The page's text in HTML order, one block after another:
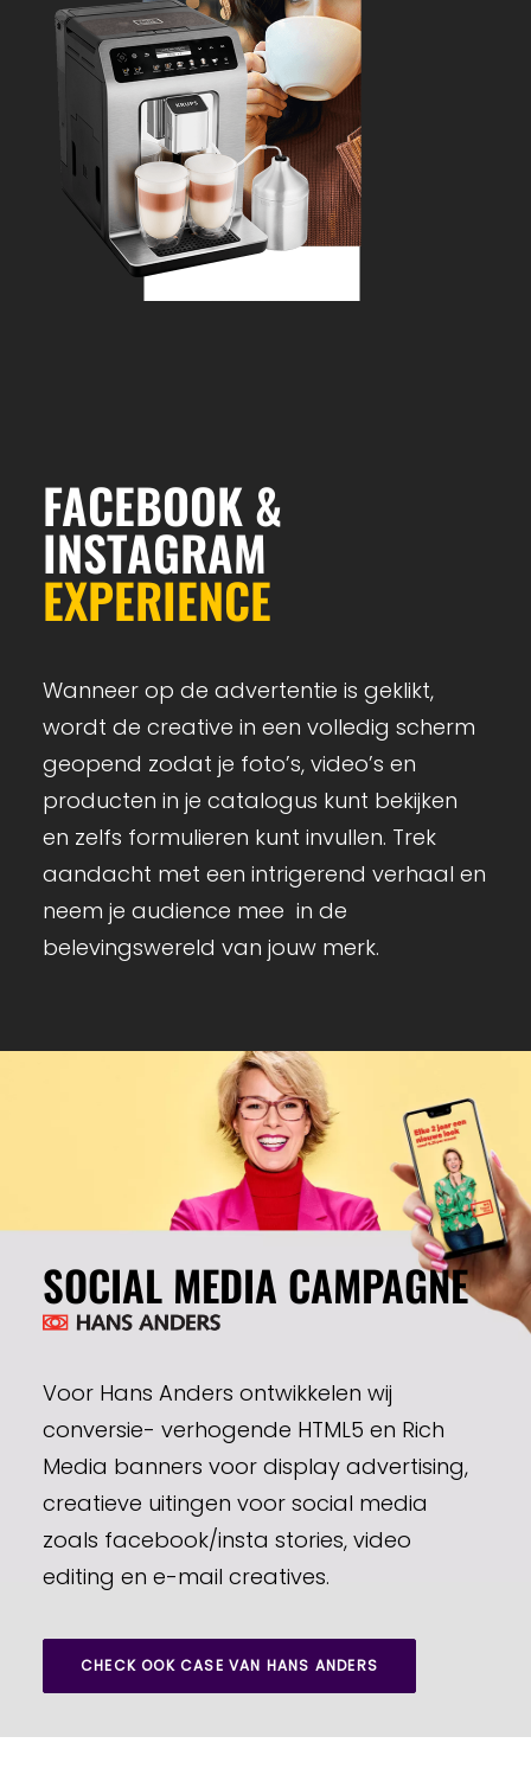
FACEBOOK &
INSTAGRAM
EXPERIENCE
Wanneer op de advertentie is geklikt,
wordt de creative in een volledig scherm
geopend zodat je foto’s, video’s en
producten in je catalogus kunt bekijken
en zelfs formulieren kunt invullen. Trek
aandacht met een intrigerend verhaal en
neem je audience mee in de
belevingswereld van jouw merk.
SOCIAL MEDIA CAMPAGNE
Voor Hans Anders ontwikkelen wij
conversie- verhogende HTML5 en Rich
Media banners voor display advertising,
creatieve uitingen voor social media
zoals facebook/insta stories, video
editing en e-mail creatives.
CHECK OOK CASE VAN HANS ANDERS